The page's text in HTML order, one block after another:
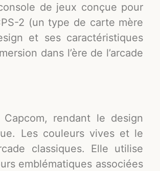
de jeux conçue pour
2 (un type de carte mère
et ses caractéristiques
dans l’ère de l’arcade
rendant le design
Les couleurs vives et le
classiques. Elle utilise
emblématiques associées